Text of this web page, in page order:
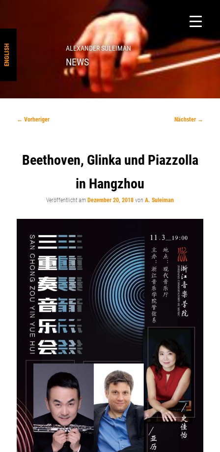
ENGLISH ALEXANDER SULEIMAN
NEWS
Beitragsnavigation
← Vorheriger Nächster →
Beethoven, Glinka und Piazzolla
in Hangzhou
Veröffentlicht am Dezember 20, 2018 von A. Suleiman